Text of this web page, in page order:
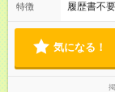
特徴 履歴書不要
気になる！